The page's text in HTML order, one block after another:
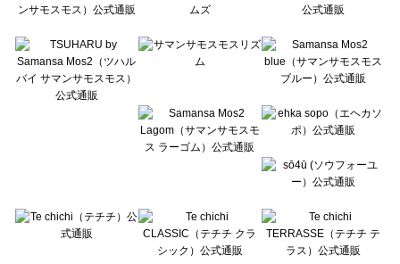
Te chichi CLASSIC（テチチ クラシック）のドレスシューズ一覧
Lugnoncure（ルノンキュール）のドレスシューズ一覧
BETTY'S BLUE（べティーズブルー）のドレスシューズ一覧
Wpc.（ワールドパーティー）のドレスシューズ一覧